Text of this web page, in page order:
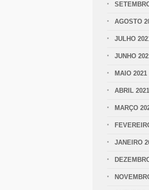
AGOSTO
JULHO
JUNHO
MAIO 2021
ABRIL 2021
MARÇO
JANEIRO